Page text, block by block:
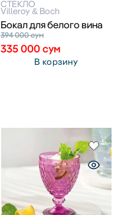
СТЕКЛО
Villeroy & Boch
Бокал для белого вина
394 000сум
335 000сум
В корзину